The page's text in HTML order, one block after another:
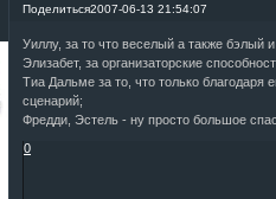
Поделиться2007-06-13 21:54:07
Уиллу, за то что веселый а также бэлый
Элизабет, за организаторские
Тиа Дальме за то, что только
сценарий;
Фредди, Эстель - ну просто большое
0